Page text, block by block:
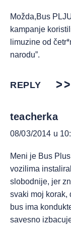
Možda,Bus
kampanje
limuzine od
narodu”.
REPLY
teacherka
08/03/2014 u
Meni je Bus
vozilima
slobodnije, jer
svaki moj korak,
bus ima
savesno